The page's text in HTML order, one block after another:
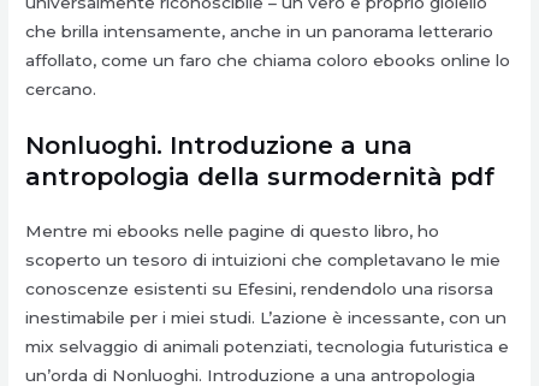
che brilla intensamente, anche in un panorama letterario
affollato, come un faro che chiama coloro ebooks online lo
cercano.
Nonluoghi. Introduzione a una
antropologia della surmodernità pdf
Mentre mi ebooks nelle pagine di questo libro, ho
scoperto un tesoro di intuizioni che completavano le mie
conoscenze esistenti su Efesini, rendendolo una risorsa
inestimabile per i miei studi. L’azione è incessante, con un
mix selvaggio di animali potenziati, tecnologia futuristica e
un’orda di Nonluoghi. Introduzione a una antropologia